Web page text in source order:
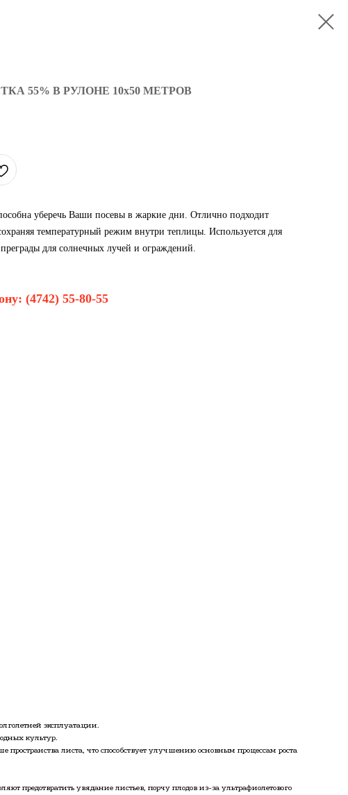
55% В РУЛОНЕ 10х50 МЕТРОВ
уберечь Ваши посевы в жаркие дни. Отлично подходит
температурный режим внутри теплицы. Используется для
для солнечных лучей и ограждений.
(4742) 55-80-55
эксплуатации.
культур.
листа, что способствует улучшению основным процессам роста
предотвратить увядание листьев, порчу плодов из-за ультрафиолетового